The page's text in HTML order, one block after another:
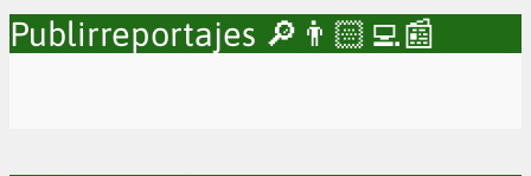
Publirreportajes 🔎👨🏻‍💻📰